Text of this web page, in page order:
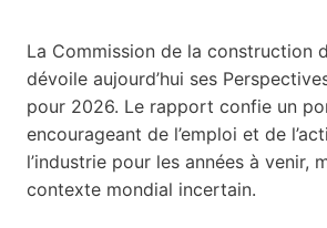
La Commission de la construction
dévoile aujourd’hui ses
pour 2026. Le rapport confie un
encourageant de l’emploi et de
l’industrie pour les années à venir,
contexte mondial incertain.